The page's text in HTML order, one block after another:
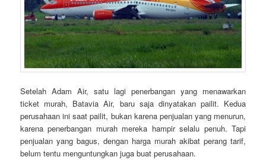
Setelah Adam Air, satu lagi penerbangan yang menawarkan
ticket murah, Batavia Air, baru saja dinyatakan pailit. Kedua
perusahaan ini saat pailit, bukan karena penjualan yang menurun,
karena penerbangan murah mereka hampir selalu penuh. Tapi
penjualan yang bagus, dengan harga murah akibat perang tarif,
belum tentu menguntungkan juga buat perusahaan.